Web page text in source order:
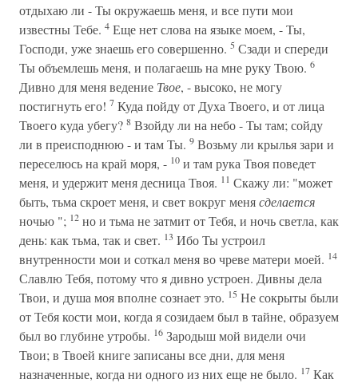
отдыхаю ли - Ты окружаешь меня, и все пути мои
известны Тебе. 4 Еще нет слова на языке моем, - Ты,
Господи, уже знаешь его совершенно. 5 Сзади и спереди
Ты объемлешь меня, и полагаешь на мне руку Твою. 6
Дивно для меня ведение Твое, - высоко, не могу
постигнуть его! 7 Куда пойду от Духа Твоего, и от лица
Твоего куда убегу? 8 Взойду ли на небо - Ты там; сойду
ли в преисподнюю - и там Ты. 9 Возьму ли крылья зари и
переселюсь на край моря, - 10 и там рука Твоя поведет
меня, и удержит меня десница Твоя. 11 Скажу ли: "может
быть, тьма скроет меня, и свет вокруг менясделается
ночью "; 12 но и тьма не затмит от Тебя, и ночь светла, как
день: как тьма, так и свет. 13 Ибо Ты устроил
внутренности мои и соткал меня во чреве матери моей. 14
Славлю Тебя, потому что я дивно устроен. Дивны дела
Твои, и душа моя вполне сознает это. 15 Не сокрыты были
от Тебя кости мои, когда я созидаем был в тайне, образуем
был во глубине утробы. 16 Зародыш мой видели очи
Твои; в Твоей книге записаны все дни, для меня
назначенные, когда ни одного из них еще не было. 17 Как